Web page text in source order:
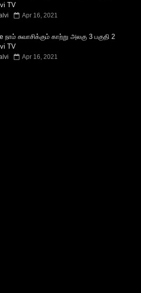
TV
Apr 16, 2021
நாம் சுவாசிக்கும் காற்று அலகு 3 பகுதி 2
TV
Apr 16, 2021